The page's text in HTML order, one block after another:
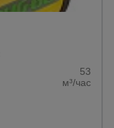
53
м³/час